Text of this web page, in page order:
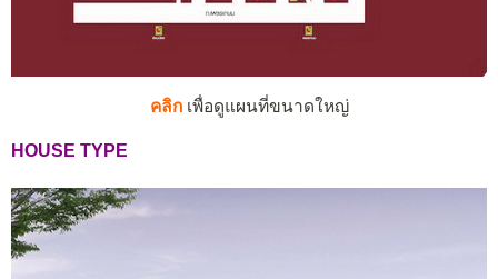
คลิก เพื่อดูแผนที่ขนาดใหญ่
HOUSE TYPE